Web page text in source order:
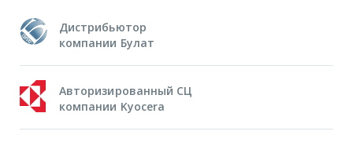
Дистрибьютор
компании Булат
Авторизированный СЦ
компании Kyocera